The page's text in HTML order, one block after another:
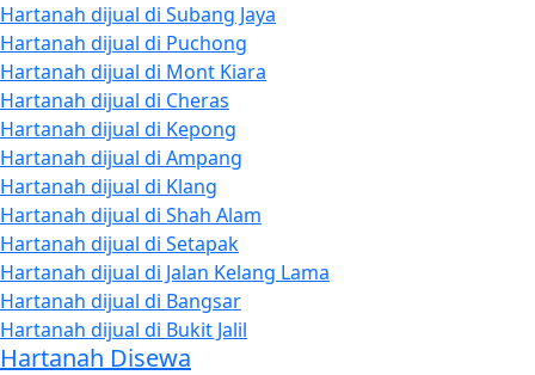
Hartanah dijual di Subang Jaya
Hartanah dijual di Puchong
Hartanah dijual di Mont Kiara
Hartanah dijual di Cheras
Hartanah dijual di Kepong
Hartanah dijual di Ampang
Hartanah dijual di Klang
Hartanah dijual di Shah Alam
Hartanah dijual di Setapak
Hartanah dijual di Jalan Kelang Lama
Hartanah dijual di Bangsar
Hartanah dijual di Bukit Jalil
Hartanah Disewa